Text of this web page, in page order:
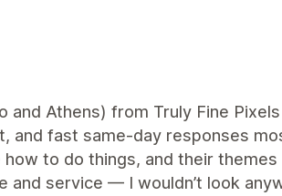
and Athens) from Truly Fine
and fast same-day responses
to do things, and their
and service — I wouldn’t look